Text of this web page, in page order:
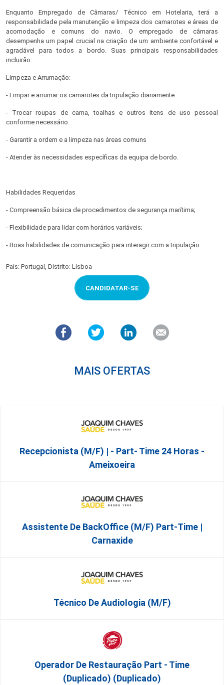
Enquanto Empregado de Câmaras/ Técnico em Hotelaria, terá a
responsabilidade pela manutenção e limpeza dos camarotes e áreas de
acomodação e comuns do navio. O empregado de câmaras
desempenha um papel crucial na criação de um ambiente confortável e
agradável para todos a bordo. Suas principais responsabilidades
incluirão:
Limpeza e Arrumação:
- Limpar e arrumar os camarotes da tripulação diariamente.
- Trocar roupas de cama, toalhas e outros itens de uso pessoal
conforme necessário.
- Garantir a ordem e a limpeza nas áreas comuns
- Atender às necessidades específicas da equipa de bordo.
Habilidades Requeridas
- Compreensão básica de procedimentos de segurança marítima;
- Flexibilidade para lidar com horários variáveis;
- Boas habilidades de comunicação para interagir com a tripulação.
País: Portugal, Distrito: Lisboa
CANDIDATAR-SE
MAIS OFERTAS
Recepcionista (M/F) | - Part- Time 24 Horas -
Ameixoeira
Assistente De BackOffice (M/F) Part-Time |
Carnaxide
Técnico De Audiologia (M/F)
Operador De Restauração Part - Time
(Duplicado) (Duplicado)